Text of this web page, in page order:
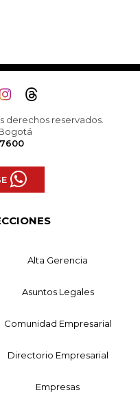
derechos reservados.
Bogotá
Alta Gerencia
Asuntos Legales
Comunidad Empresarial
Directorio Empresarial
Empresas